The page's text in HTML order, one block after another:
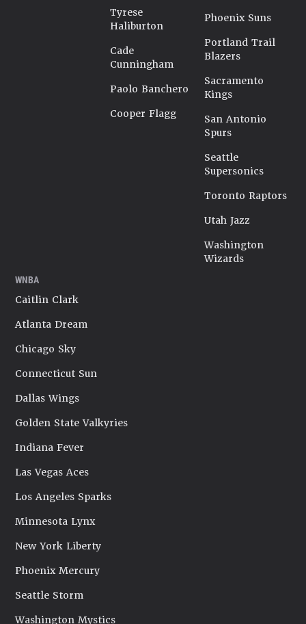
Tyrese
Haliburton
Cade
Cunningham
Paolo Banchero
Cooper Flagg
Phoenix Suns
Portland Trail
Blazers
Sacramento
Kings
San Antonio
Spurs
Seattle
Supersonics
Toronto Raptors
Utah Jazz
Washington
Wizards
WNBA
Caitlin Clark
Atlanta Dream
Chicago Sky
Connecticut Sun
Dallas Wings
Golden State Valkyries
Indiana Fever
Las Vegas Aces
Los Angeles Sparks
Minnesota Lynx
New York Liberty
Phoenix Mercury
Seattle Storm
Washington Mystics